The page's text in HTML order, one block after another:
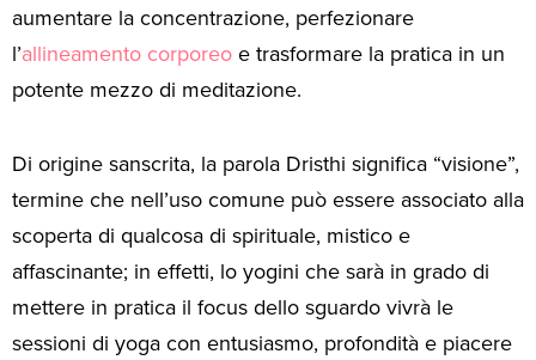
aumentare la concentrazione, perfezionare
l’allineamento corporeo e trasformare la pratica in un
potente mezzo di meditazione.
Di origine sanscrita, la parola Dristhi significa “visione”,
termine che nell’uso comune può essere associato alla
scoperta di qualcosa di spirituale, mistico e
affascinante; in effetti, lo yogini che sarà in grado di
mettere in pratica il focus dello sguardo vivrà le
sessioni di yoga con entusiasmo, profondità e piacere